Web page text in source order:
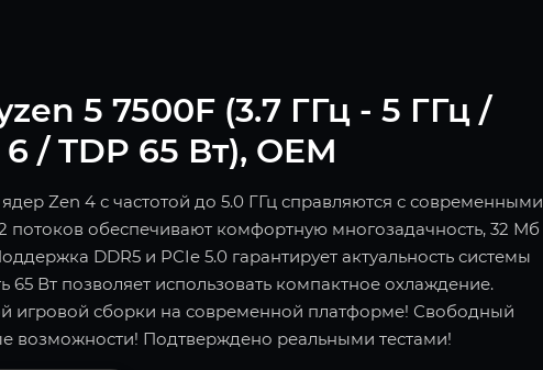
5 7500F (3.7 ГГц - 5 ГГц /
/ TDP 65 Вт), OEM
Zen 4 с частотой до 5.0 ГГц справляются с современными
потоков обеспечивают комфортную многозадачность, 32 Мб
DDR5 и PCIe 5.0 гарантирует актуальность системы
Вт позволяет использовать компактное охлаждение.
игровой сборки на современной платформе! Свободный
возможности! Подтверждено реальными тестами!